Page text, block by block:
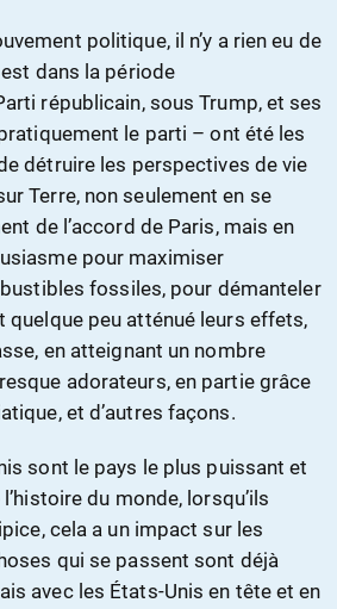
politique, il n’y a rien eu de
dans la période
républicain, sous Trump, et ses
le parti – ont été les
détruire les perspectives de vie
Terre, non seulement en se
de l’accord de Paris, mais en
pour maximiser
fossiles, pour démanteler
quelque peu atténué leurs effets,
en atteignant un nombre
adorateurs, en partie grâce
et d’autres façons.
sont le pays le plus puissant et
du monde, lorsqu’ils
cela a un impact sur les
qui se passent sont déjà
avec les États-Unis en tête et en